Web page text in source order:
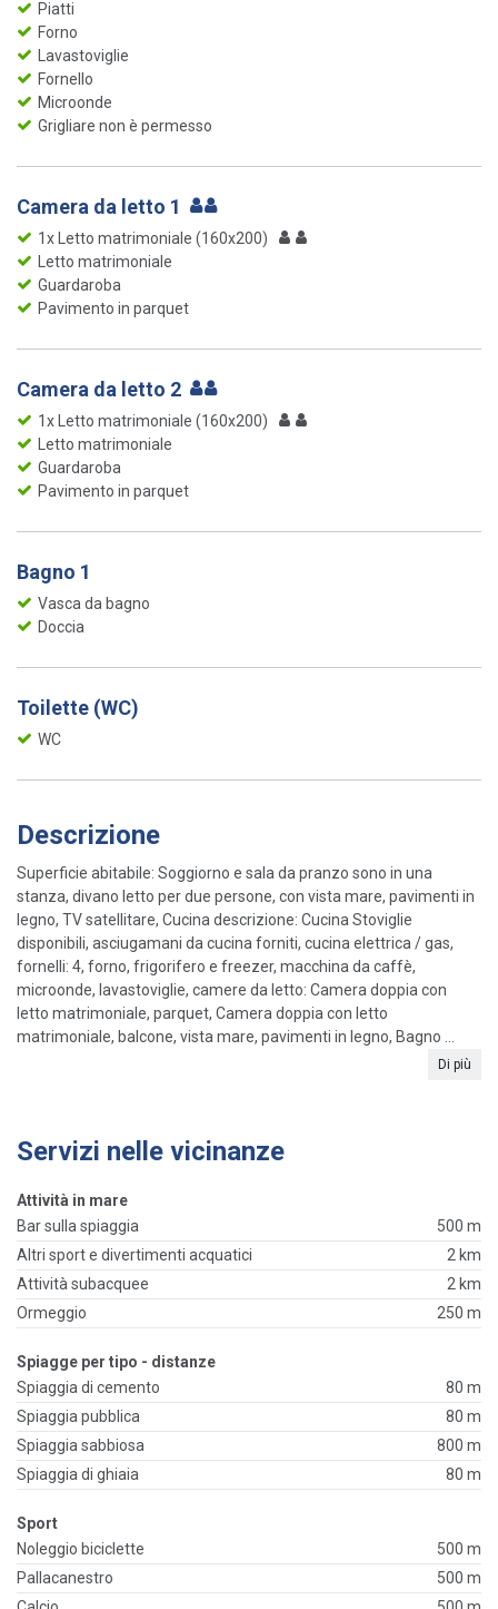
Piatti
Forno
Lavastoviglie
Fornello
Microonde
Grigliare non è permesso
Camera da letto 1
1x Letto matrimoniale (160x200)
Letto matrimoniale
Guardaroba
Pavimento in parquet
Camera da letto 2
1x Letto matrimoniale (160x200)
Letto matrimoniale
Guardaroba
Pavimento in parquet
Bagno 1
Vasca da bagno
Doccia
Toilette (WC)
WC
Descrizione
Superficie abitabile: Soggiorno e sala da pranzo sono in una
stanza, divano letto per due persone, con vista mare, pavimenti in
legno, TV satellitare, Cucina descrizione: Cucina Stoviglie
disponibili, asciugamani da cucina forniti, cucina elettrica / gas,
fornelli: 4, forno, frigorifero e freezer, macchina da caffè,
microonde, lavastoviglie, camere da letto: Camera doppia con
letto matrimoniale, parquet, Camera doppia con letto
matrimoniale, balcone, vista mare, pavimenti in legno, Bagno ...
Di più
Servizi nelle vicinanze
Attività in mare
Bar sulla spiaggia
500 m
Altri sport e divertimenti acquatici
2 km
Attività subacquee
2 km
Ormeggio
250 m
Spiagge per tipo - distanze
Spiaggia di cemento
80 m
Spiaggia pubblica
80 m
Spiaggia sabbiosa
800 m
Spiaggia di ghiaia
80 m
Sport
Noleggio biciclette
500 m
Pallacanestro
500 m